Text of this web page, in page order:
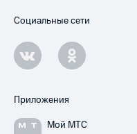
Социальные сети
Приложения
Мой МТС